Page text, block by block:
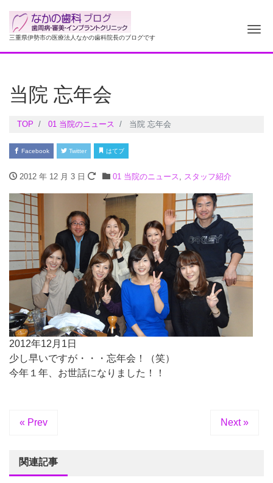
三重県伊勢市の医療法人なかの歯科院長のブログです ナ
当院 忘年会
TOP 01 当院のニュース 当院 忘年会
Facebook Twitter はてブ
2012 年 12 月 3 日 01 当院のニュース スタッフ紹介
2012年12月1日
少し早いですが・・・忘年会！（笑）
今年１年、お世話になりました！！
« Prev Next »
関連記事